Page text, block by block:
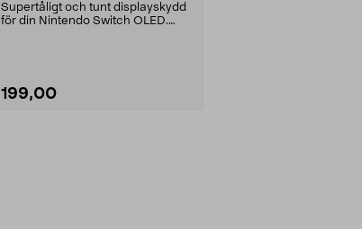
Supertåligt och tunt displayskydd
för din Nintendo Switch OLED.
199,00